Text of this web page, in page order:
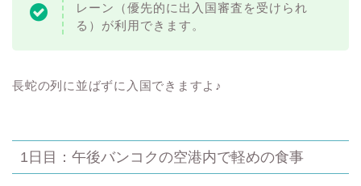
レーン（優先的に出入国審査を受けられ
る）が利用できます。
長蛇の列に並ばずに入国できますよ♪
1日目：午後バンコクの空港内で軽めの食事